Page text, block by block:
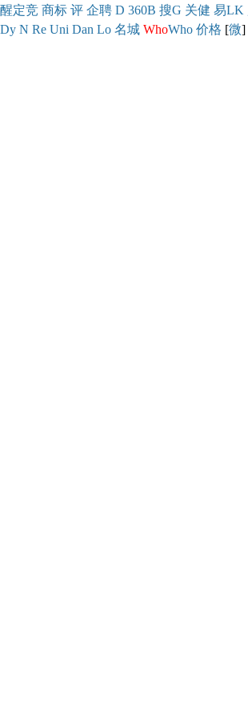
醒定竞 商标 评 企聘 D 360B 搜G 关健 易LK
Dy N Re Uni Dan Lo 名城 WhoWho 价格 [微]